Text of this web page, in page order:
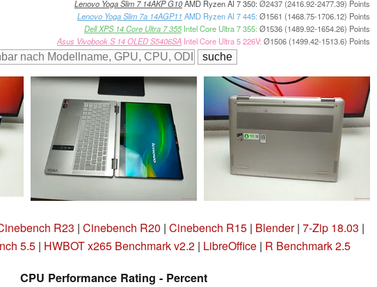
Lenovo Yoga Slim 7 14AKP G10AMD Ryzen AI 7 350: Ø2437 (2416.92-2477.39) Points
Lenovo Yoga Slim 7a 14AGP11 AMD Ryzen AI 7 445: Ø1561 (1468.75-1706.12) Points
Dell XPS 14 Core Ultra 7 355Intel Core Ultra 7 355: Ø1536 (1489.92-1654.26) Points
Asus Vivobook S 14 OLED S5406SA Intel Core Ultra 5 226V: Ø1506 (1499.42-1513.6) Points
R23 | Cinebench R20 | Cinebench R15 | Blender| 7-Zip 18.03 |
5.5| HWBOT x265 Benchmark v2.2| LibreOffice | R Benchmark 2.5
CPU Performance Rating - Percent